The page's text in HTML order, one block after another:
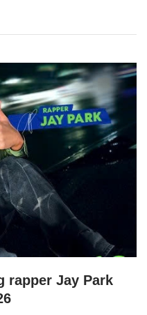
rapper Jay Park